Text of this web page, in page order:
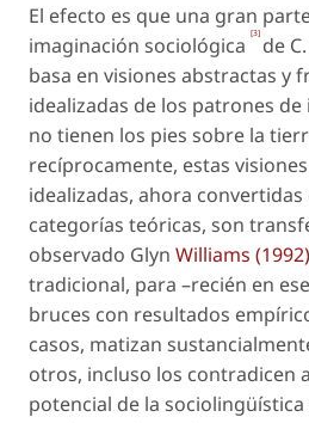
El efecto es que una gran
imaginación sociológica [3] de
basa en visiones abstractas y
idealizadas de los patrones
no tienen los pies sobre la
recíprocamente, estas
idealizadas, ahora
categorías teóricas, son
observado Glyn Williams (1992)
tradicional, para –recién en
bruces con resultados
casos, matizan
otros, incluso los contradicen
potencial de la